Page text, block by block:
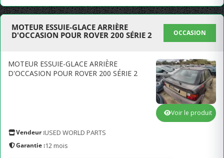
MOTEUR ESSUIE-GLACE ARRIÈRE
D'OCCASION POUR ROVER 200 SÉRIE 2
OCCASION
MOTEUR ESSUIE-GLACE ARRIÈRE
D'OCCASION POUR ROVER 200 SÉRIE 2
Vendeur :USED WORLD PARTS
Garantie :12 mois
Voir le produit